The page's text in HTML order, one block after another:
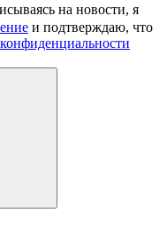
на новости, я
и подтверждаю, что